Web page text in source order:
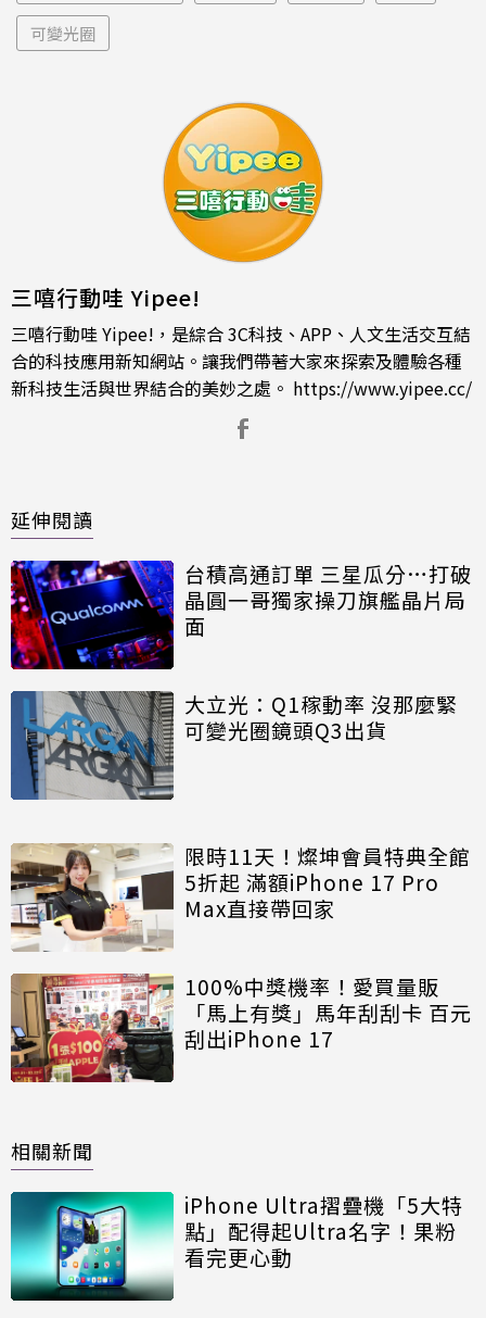
可變光圈
三嘻行動哇 Yipee!
三嘻行動哇 Yipee!，是綜合 3C科技、APP、人文生活交互結
合的科技應用新知網站。讓我們帶著大家來探索及體驗各種
新科技生活與世界結合的美妙之處。 https://www.yipee.cc/
延伸閱讀
台積高通訂單 三星瓜分…打破
晶圓一哥獨家操刀旗艦晶片局
面
大立光：Q1稼動率 沒那麼緊
可變光圈鏡頭Q3出貨
限時11天！燦坤會員特典全館
5折起 滿額iPhone 17 Pro
Max直接帶回家
100%中獎機率！愛買量販
「馬上有獎」馬年刮刮卡 百元
刮出iPhone 17
相關新聞
iPhone Ultra摺疊機「5大特
點」配得起Ultra名字！果粉
看完更心動